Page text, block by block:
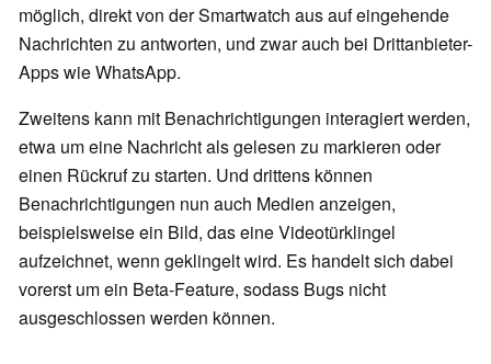
möglich, direkt von der Smartwatch aus auf eingehende
Nachrichten zu antworten, und zwar auch bei Drittanbieter-
Apps wie WhatsApp.
Zweitens kann mit Benachrichtigungen interagiert werden,
etwa um eine Nachricht als gelesen zu markieren oder
einen Rückruf zu starten. Und drittens können
Benachrichtigungen nun auch Medien anzeigen,
beispielsweise ein Bild, das eine Videotürklingel
aufzeichnet, wenn geklingelt wird. Es handelt sich dabei
vorerst um ein Beta-Feature, sodass Bugs nicht
ausgeschlossen werden können.